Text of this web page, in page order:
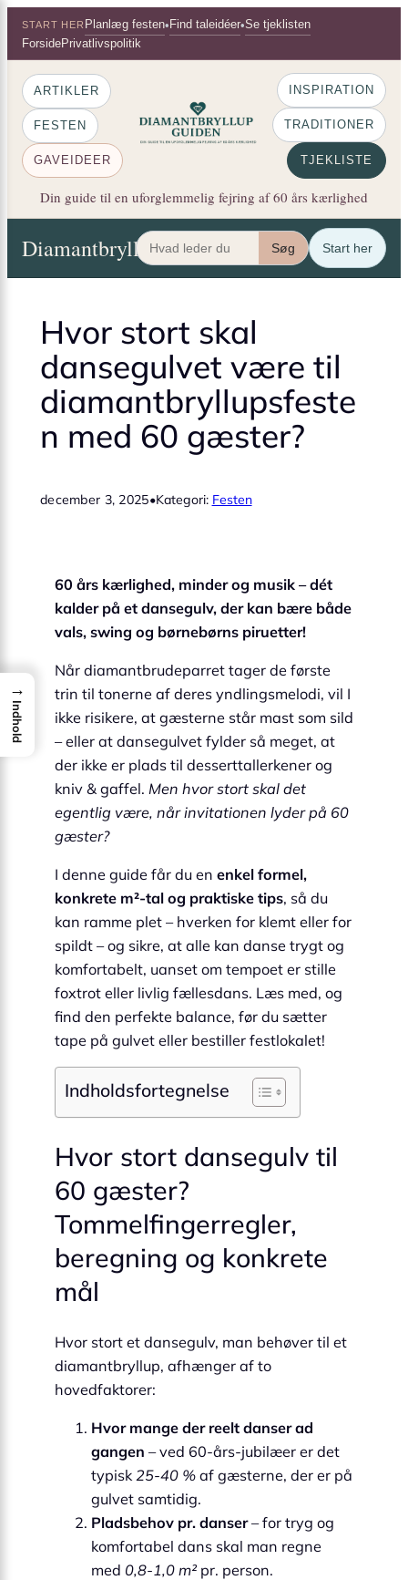
Spring
indhold
START HER Planlæg festen• Find taleidéer•Se tjeklisten
ForsidePrivatlivspolitik
ARTIKLER
FESTEN
GAVEIDEER
INSPIRATION
TRADITIONER
TJEKLISTE
Din guide til en uforglemmelig fejring af 60 års kærlighed
Diamantbryllup Guiden Artikler Festen
Søg Start her
Hvor stort skal
dansegulvet være til
diamantbryllupsfeste
n med 60 gæster?
december 3, 2025•Kategori: Festen
60 års kærlighed, minder og musik – dét
kalder på et dansegulv, der kan bære både
vals, swing og børnebørns piruetter!
Når diamantbrudeparret tager de første
trin til tonerne af deres yndlingsmelodi, vil I
ikke risikere, at gæsterne står mast som sild
– eller at dansegulvet fylder så meget, at
der ikke er plads til desserttallerkener og
kniv & gaffel. Men hvor stort skal det
egentlig være, når invitationen lyder på 60
gæster?
I denne guide får du en enkel formel,
konkrete m²-tal og praktiske tips, så du
kan ramme plet – hverken for klemt eller for
spildt – og sikre, at alle kan danse trygt og
komfortabelt, uanset om tempoet er stille
foxtrot eller livlig fællesdans. Læs med, og
find den perfekte balance, før du sætter
tape på gulvet eller bestiller festlokalet!
Indholdsfortegnelse
Hvor stort dansegulv til
60 gæster?
Tommelfingerregler,
beregning og konkrete
mål
Hvor stort et dansegulv, man behøver til et
diamantbryllup, afhænger af to
hovedfaktorer:
Hvor mange der reelt danser ad
gangen – ved 60-års-jubilæer er det
typisk 25-40 % af gæsterne, der er på
gulvet samtidig.
Pladsbehov pr. danser– for tryg og
komfortabel dans skal man regne
med 0,8-1,0 m² pr. person.
→
Indhold